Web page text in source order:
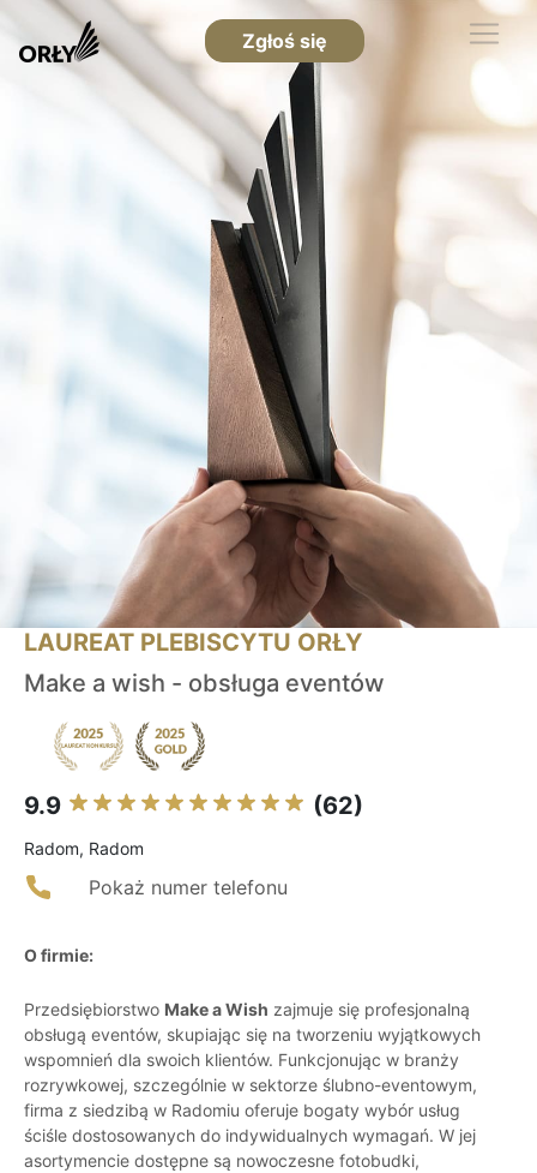
Zgłoś się
LAUREAT PLEBISCYTU ORŁY
Make a wish - obsługa eventów
9.9 (62)
Radom, Radom
Pokaż numer telefonu
O firmie:
Przedsiębiorstwo Make a Wish zajmuje się profesjonalną
obsługą eventów, skupiając się na tworzeniu wyjątkowych
wspomnień dla swoich klientów. Funkcjonując w branży
rozrywkowej, szczególnie w sektorze ślubno-eventowym,
firma z siedzibą w Radomiu oferuje bogaty wybór usług
ściśle dostosowanych do indywidualnych wymagań. W jej
asortymencie dostępne są nowoczesne fotobudki,